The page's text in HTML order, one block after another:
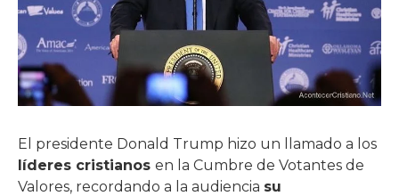
El presidente Donald Trump hizo un llamado a los
líderes cristianos en la Cumbre de Votantes de
Valores, recordando a la audiencia su